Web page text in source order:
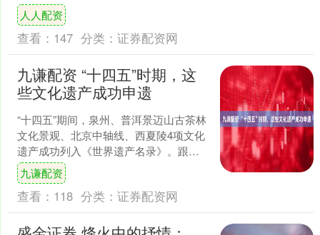
人人配资
查看： 147 分类： 证券配资网
九谦配资 “十四五”时期，这
些文化遗产成功申遗
“十四五”期间，泉州、普洱景迈山古茶林
文化景观、北京中轴线、西夏陵4项文化
遗产成功列入《世界遗产名录》。跟随
这组海报，一起了解下吧。 策划：令伟
家 统筹：曹建礼....
九谦配资
查看： 118 分类： 证券配资网